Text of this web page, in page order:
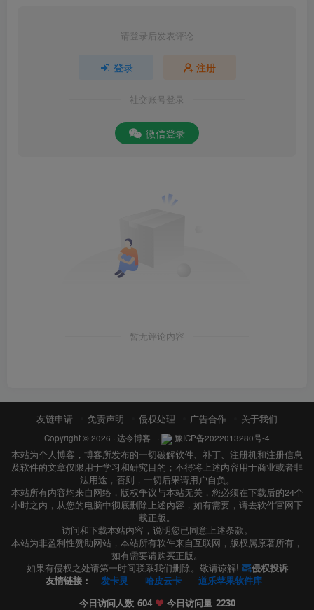
请登录后发表评论
登录 注册
社交账号登录
微信登录
暂无评论内容
友链申请 免责声明 侵权处理 广告合作 关于我们
Copyright © 2026 · 达令博客 · 豫ICP备2022013280号-4
本站为个人博客，博客所发布的一切破解软件、补丁、注册机和注册信息
及软件的文章仅限用于学习和研究目的；不得将上述内容用于商业或者非
法用途，否则，一切后果请用户自负。
本站所有内容均来自网络，版权争议与本站无关，您必须在下载后的24个
小时之内，从您的电脑中彻底删除上述内容，如有需要，请去软件官网下
载正版。
访问和下载本站内容，说明您已同意上述条款。
本站为非盈利性赞助网站，本站所有软件来自互联网，版权属原著所有，
如有需要请购买正版。
如果有侵权之处请第一时间联系我们删除。敬请谅解!
侵权投诉
友情链接：
发卡灵 哈皮云卡 道乐苹果软件库
今日访问人数 604 ❤️ 今日访问量 2230